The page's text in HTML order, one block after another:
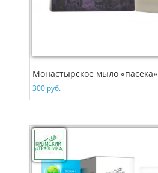
Монастырское мыло «пасека»
300 руб.